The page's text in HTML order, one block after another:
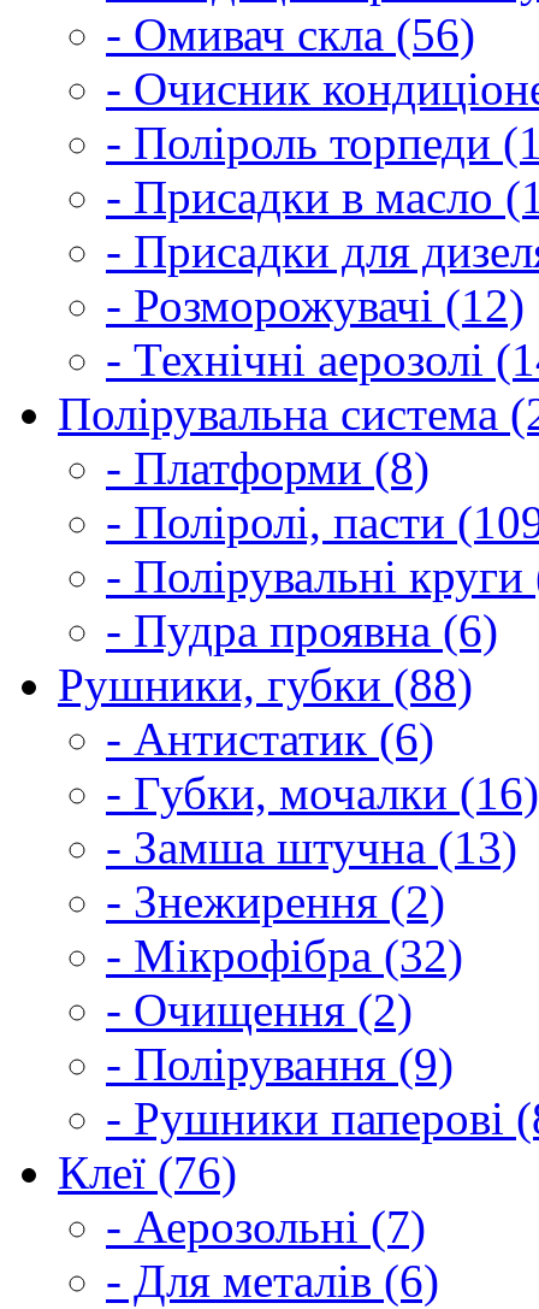
- Омивач скла (56)
- Очисник
- Поліроль торпеди
- Присадки в масло
- Присадки для
- Розморожувачі (12)
- Технічні аерозолі
Полірувальна система
- Платформи (8)
- Поліролі, пасти
- Полірувальні
- Пудра проявна (6)
Рушники, губки (88)
- Антистатик (6)
- Губки, мочалки (16)
- Замша штучна (13)
- Знежирення (2)
- Мікрофібра (32)
- Очищення (2)
- Полірування (9)
- Рушники паперові
Клеї (76)
- Аерозольні (7)
- Для металів (6)